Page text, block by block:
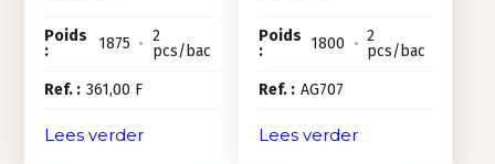
Poids
:
1875 • 2
pcs/bac
Ref. : 361,00 F
Lees verder
Poids
:
1800 • 2
pcs/bac
Ref. : AG707
Lees verder